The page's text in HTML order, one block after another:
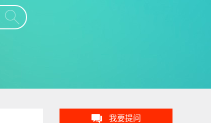
我要提问